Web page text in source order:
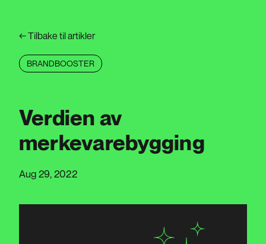
←Tilbake til artikler
BRANDBOOSTER
Verdien av
merkevarebygging
Aug 29, 2022